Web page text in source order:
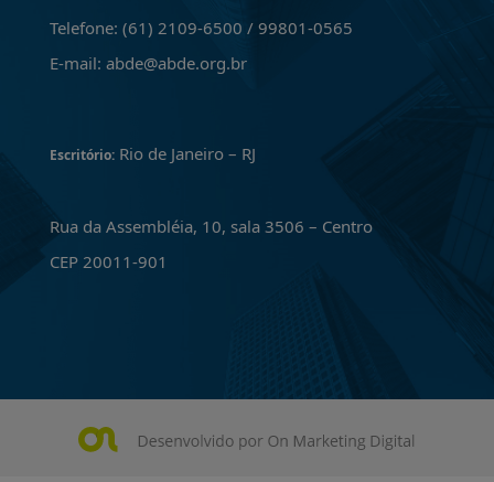
Telefone: (61) 2109-6500 / 99801-0565
E-mail: abde@abde.org.br
Escritório:Rio de Janeiro – RJ
Rua da Assembléia, 10, sala 3506 – Centro
CEP 20011-901